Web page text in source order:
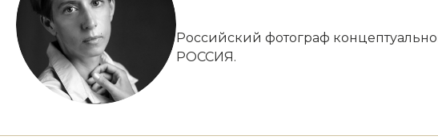
Российский фотограф
РОССИЯ.